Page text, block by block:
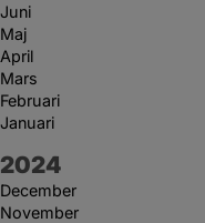
Juni
Maj
April
Mars
Februari
Januari
År:
2024
December
November